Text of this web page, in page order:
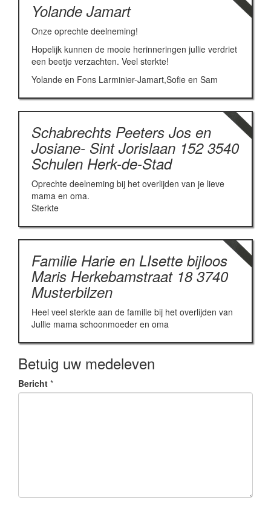
Yolande Jamart
Onze oprechte deelneming!
Hopelijk kunnen de mooie herinneringen jullie verdriet
een beetje verzachten. Veel sterkte!
Yolande en Fons Larminier-Jamart,Sofie en Sam
Schabrechts Peeters Jos en
Josiane- Sint Jorislaan 152 3540
Schulen Herk-de-Stad
Oprechte deelneming bij het overlijden van je lieve
mama en oma.
Sterkte
Familie Harie en LIsette bijloos
Maris Herkebamstraat 18 3740
Musterbilzen
Heel veel sterkte aan de familie bij het overlijden van
Jullie mama schoonmoeder en oma
Betuig uw medeleven
Bericht *